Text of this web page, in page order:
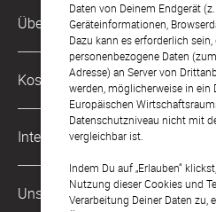
Daten von Deinem Endgerät (z.
Geräteinformationen,
Dazu kann es erforderlich sein,
personenbezogene Daten
Adresse) an Server von
werden, möglicherweise in ein
Europäischen
Datenschutzniveau nicht mit
vergleichbar ist.
Indem Du auf „Erlauben“
Nutzung dieser Cookies und
Verarbeitung Deiner Daten zu,
Kundenservice-Hotline
0049 221 956 725 10
Mo. - Fr. von 9 bis 17 Uhr
kontakt@sendmoments.ch
Über Uns
Philosophie
Karriere
Impressum
AGB & Widerrufsrecht
Zahlung & Versand
Kostenlose Services
Musterkarten
Digitale Gästelisten
International
Deutschland
Unsere Zahlungsarten